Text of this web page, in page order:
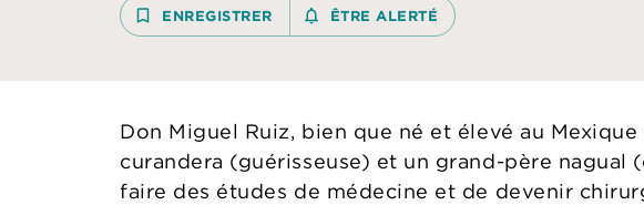
bookmark_border ENREGISTRER notifications_none_outlined
ÊTRE ALERTÉ
Don Miguel Ruiz, bien que né et élevé au
curandera (guérisseuse) et un grand-père nagual
faire des études de médecine et de devenir